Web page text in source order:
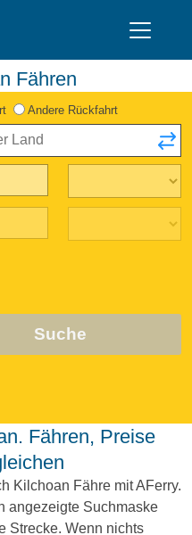
Fähren
Andere Rückfahrt
Suche
Kilchoan Fähre mit AFerry.
angezeigte Suchmaske
Strecke. Wenn nichts